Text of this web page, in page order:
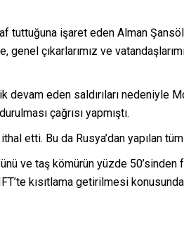
tuttuğuna işaret eden Alman
çıkarlarımız ve
eden saldırıları nedeniyle
çağrısı yapmıştı.
etti. Bu da Rusya’dan yapılan
ve taş kömürün yüzde 50’sinden
kısıtlama getirilmesi